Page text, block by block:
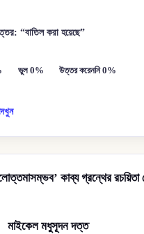
“বাতিল করা হয়েছে”
ভুল 0% উত্তর করেননি 0%
কাব্য গ্রন্থের রচয়িতা
মাইকেল মধুসূদন দত্ত